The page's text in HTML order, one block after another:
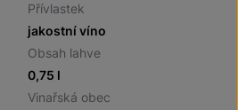
Přívlastek
jakostní víno
Obsah lahve
0,75 l
Vinařská obec